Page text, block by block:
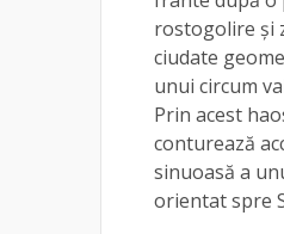
rostogolire și
ciudate
unui circum
Prin acest
conturează
sinuoasă a
orientat spre